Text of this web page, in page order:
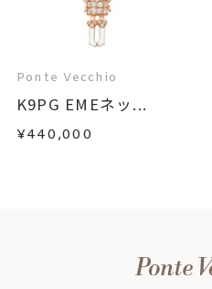
Ponte Vecchio
K9PG EMEネッ...
¥440,000